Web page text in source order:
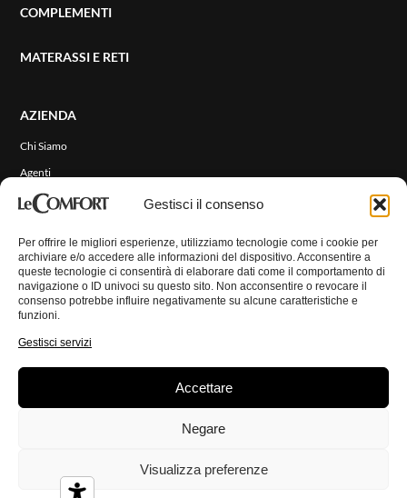
Gestisci il consenso
Per offrire le migliori esperienze, utilizziamo tecnologie come i cookie per
archiviare e/o accedere alle informazioni del dispositivo. Acconsentire a
queste tecnologie ci consentirà di elaborare dati come il comportamento di
navigazione o ID univoci su questo sito. Non acconsentire o revocare il
consenso potrebbe influire negativamente su alcune caratteristiche e
funzioni.
Gestisci servizi
Accettare
Negare
Visualizza preferenze
COMPLEMENTI
MATERASSI E RETI
AZIENDA
Chi Siamo
Agenti
Eventi e News
RIVESTIMENTI
CONTATTI
AREA RISERVATA
© Copyright 2026 LeComfort. Tutti i diritti riservati.
Termini e Condizioni
Digitalia Srl